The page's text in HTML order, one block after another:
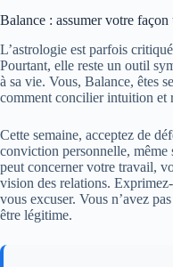
Balance : assumer votre
L’astrologie est parfois
Pourtant, elle reste un outil
à sa vie. Vous, Balance, êtes
comment concilier intuition et
Cette semaine, acceptez de
conviction personnelle, même
peut concerner votre travail,
vision des relations.
vous excuser. Vous n’avez
être légitime.